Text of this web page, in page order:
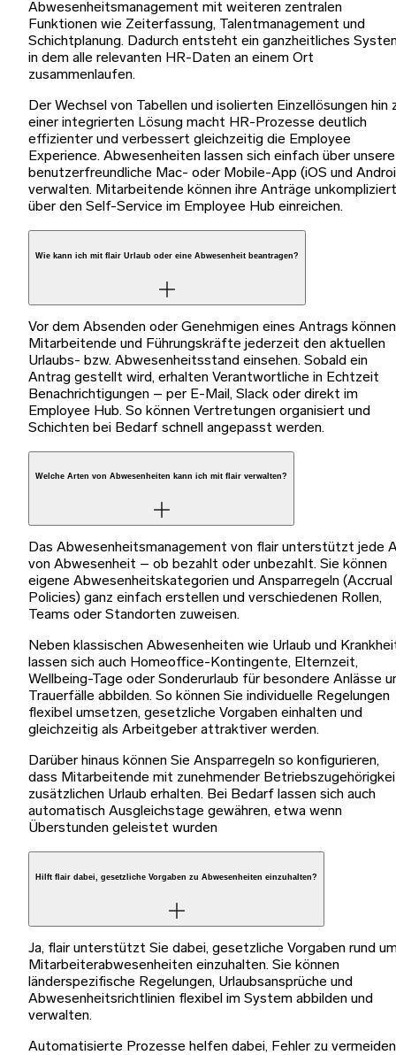
Abwesenheitsmanagement mit weiteren zentralen
Funktionen wie Zeiterfassung, Talentmanagement und
Schichtplanung. Dadurch entsteht ein ganzheitliches
in dem alle relevanten HR-Daten an einem Ort
zusammenlaufen.
Der Wechsel von Tabellen und isolierten Einzellösungen hin
einer integrierten Lösung macht HR-Prozesse deutlich
effizienter und verbessert gleichzeitig die Employee
Experience. Abwesenheiten lassen sich einfach über unsere
benutzerfreundliche Mac- oder Mobile-App (iOS und
verwalten. Mitarbeitende können ihre Anträge unkompliziert
über den Self-Service im Employee Hub einreichen.
Wie kann ich mit flair Urlaub oder eine Abwesenheit beantragen?
Vor dem Absenden oder Genehmigen eines Antrags können
Mitarbeitende und Führungskräfte jederzeit den aktuellen
Urlaubs- bzw. Abwesenheitsstand einsehen. Sobald ein
Antrag gestellt wird, erhalten Verantwortliche in Echtzeit
Benachrichtigungen – per E-Mail, Slack oder direkt im
Employee Hub. So können Vertretungen organisiert und
Schichten bei Bedarf schnell angepasst werden.
Welche Arten von Abwesenheiten kann ich mit flair verwalten?
Das Abwesenheitsmanagement von flair unterstützt jede
von Abwesenheit – ob bezahlt oder unbezahlt. Sie können
eigene Abwesenheitskategorien und Ansparregeln (Accrual
Policies) ganz einfach erstellen und verschiedenen Rollen,
Teams oder Standorten zuweisen.
Neben klassischen Abwesenheiten wie Urlaub und
lassen sich auch Homeoffice-Kontingente, Elternzeit,
Wellbeing-Tage oder Sonderurlaub für besondere Anlässe
Trauerfälle abbilden. So können Sie individuelle Regelungen
flexibel umsetzen, gesetzliche Vorgaben einhalten und
gleichzeitig als Arbeitgeber attraktiver werden.
Darüber hinaus können Sie Ansparregeln so konfigurieren,
dass Mitarbeitende mit zunehmender
zusätzlichen Urlaub erhalten. Bei Bedarf lassen sich auch
automatisch Ausgleichstage gewähren, etwa wenn
Überstunden geleistet wurden
Hilft flair dabei, gesetzliche Vorgaben zu Abwesenheiten einzuhalten?
Ja, flair unterstützt Sie dabei, gesetzliche Vorgaben rund
Mitarbeiterabwesenheiten einzuhalten. Sie können
länderspezifische Regelungen, Urlaubsansprüche und
Abwesenheitsrichtlinien flexibel im System abbilden und
verwalten.
Automatisierte Prozesse helfen dabei, Fehler zu vermeiden